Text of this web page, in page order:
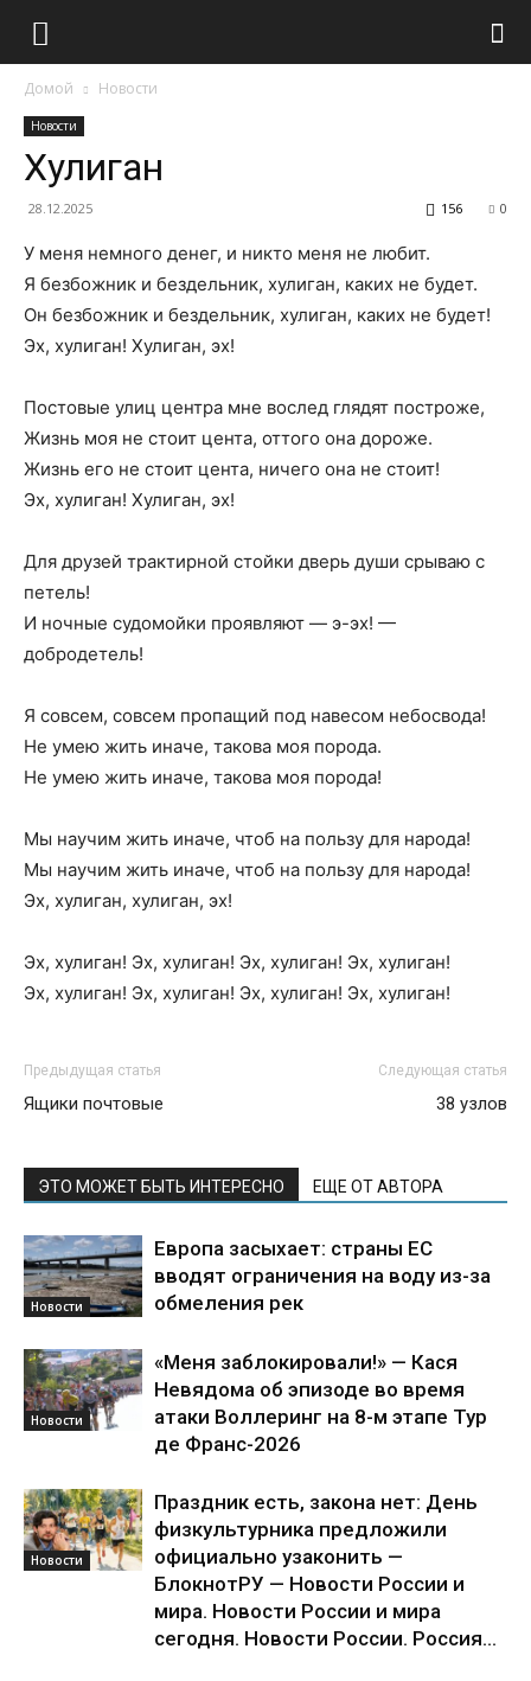
Домой Новости
Новости
Хулиган
28.12.2025 0
156
У меня немного денег, и никто меня не любит.
Я безбожник и бездельник, хулиган, каких не будет.
Он безбожник и бездельник, хулиган, каких не будет!
Эх, хулиган! Хулиган, эх!
Постовые улиц центра мне вослед глядят построже,
Жизнь моя не стоит цента, оттого она дороже.
Жизнь его не стоит цента, ничего она не стоит!
Эх, хулиган! Хулиган, эх!
Для друзей трактирной стойки дверь души срываю с
петель!
И ночные судомойки проявляют — э-эх! —
добродетель!
Я совсем, совсем пропащий под навесом небосвода!
Не умею жить иначе, такова моя порода.
Не умею жить иначе, такова моя порода!
Мы научим жить иначе, чтоб на пользу для народа!
Мы научим жить иначе, чтоб на пользу для народа!
Эх, хулиган, хулиган, эх!
Эх, хулиган! Эх, хулиган! Эх, хулиган! Эх, хулиган!
Эх, хулиган! Эх, хулиган! Эх, хулиган! Эх, хулиган!
Предыдущая статья
Ящики почтовые
Следующая статья
38 узлов
ЭТО МОЖЕТ БЫТЬ ИНТЕРЕСНО ЕЩЕ ОТ АВТОРА
Новости
Европа засыхает: страны ЕС
вводят ограничения на воду из-за
обмеления рек
Новости
«Меня заблокировали!» — Кася
Невядома об эпизоде во время
атаки Воллеринг на 8-м этапе Тур
де Франс-2026
Новости
Праздник есть, закона нет: День
физкультурника предложили
официально узаконить —
БлокнотРУ — Новости России и
мира. Новости России и мира
сегодня. Новости России. Россия...